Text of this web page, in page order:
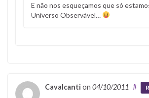
E não nos esqueçamos que só
Universo Observável…
Cavalcanti on 04/10/2011 #